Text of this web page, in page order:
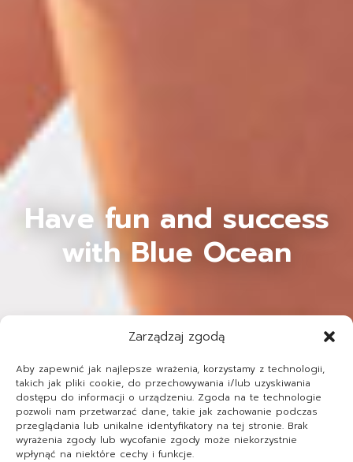
Zarządzaj zgodą
Aby zapewnić jak najlepsze wrażenia, korzystamy z technologii,
takich jak pliki cookie, do przechowywania i/lub uzyskiwania
dostępu do informacji o urządzeniu. Zgoda na te technologie
pozwoli nam przetwarzać dane, takie jak zachowanie podczas
przeglądania lub unikalne identyfikatory na tej stronie. Brak
wyrażenia zgody lub wycofanie zgody może niekorzystnie
wpłynąć na niektóre cechy i funkcje.
Have fun and success
with Blue Ocean